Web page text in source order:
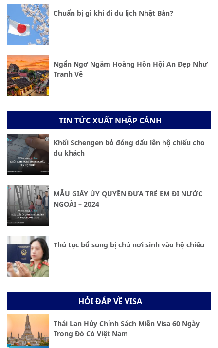
Chuẩn bị gì khi đi du lịch Nhật Bản?
Ngẩn Ngơ Ngắm Hoàng Hôn Hội An Đẹp Như
Tranh Vẽ
TIN TỨC XUẤT NHẬP CẢNH
Khối Schengen bỏ đóng dấu lên hộ chiếu cho
du khách
MẪU GIẤY ỦY QUYỀN ĐƯA TRẺ EM ĐI NƯỚC
NGOÀI – 2024
Thủ tục bổ sung bị chú nơi sinh vào hộ chiếu
HỎI ĐÁP VỀ VISA
Thái Lan Hủy Chính Sách Miễn Visa 60 Ngày
Trong Đó Có Việt Nam